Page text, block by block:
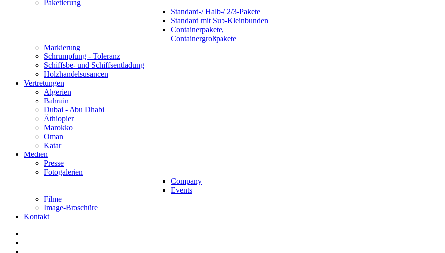
Paketierung
Standard-/ Halb-/ 2/3-Pakete
Standard mit Sub-Kleinbunden
Containerpakete,
Containergroßpakete
Markierung
Schrumpfung - Toleranz
Schiffsbe- und Schiffsentladung
Holzhandelsusancen
Vertretungen
Algerien
Bahrain
Dubai - Abu Dhabi
Äthiopien
Marokko
Oman
Katar
Medien
Presse
Fotogalerien
Company
Events
Filme
Image-Broschüre
Kontakt